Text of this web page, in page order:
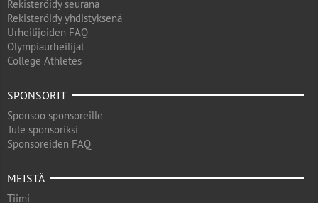
Rekisteröidy seurana
Rekisteröidy yhdistyksenä
Urheilijoiden FAQ
Olympiaurheilijat
College Athletes
SPONSORIT
Sponsoo sponsoreille
Tule sponsoriksi
Sponsoreiden FAQ
MEISTÄ
Tiimi